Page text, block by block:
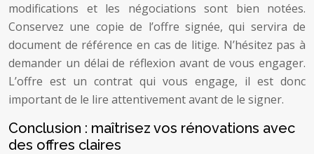
modifications et les négociations sont bien notées.
Conservez une copie de l’offre signée, qui servira de
document de référence en cas de litige. N’hésitez pas à
demander un délai de réflexion avant de vous engager.
L’offre est un contrat qui vous engage, il est donc
important de le lire attentivement avant de le signer.
Conclusion : maîtrisez vos rénovations avec
des offres claires